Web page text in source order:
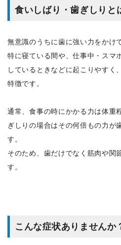
食いしばり・歯ぎしりと
無意識のうちに歯に強い力をかけ
特に寝ている間や、仕事中・スマ
しているときなどに起こりやすく
特徴です。
通常、食事の時にかかる力は体重
ぎしりの場合はその何倍もの力が
す。
そのため、歯だけでなく筋肉や関
す。
こんな症状ありませんか